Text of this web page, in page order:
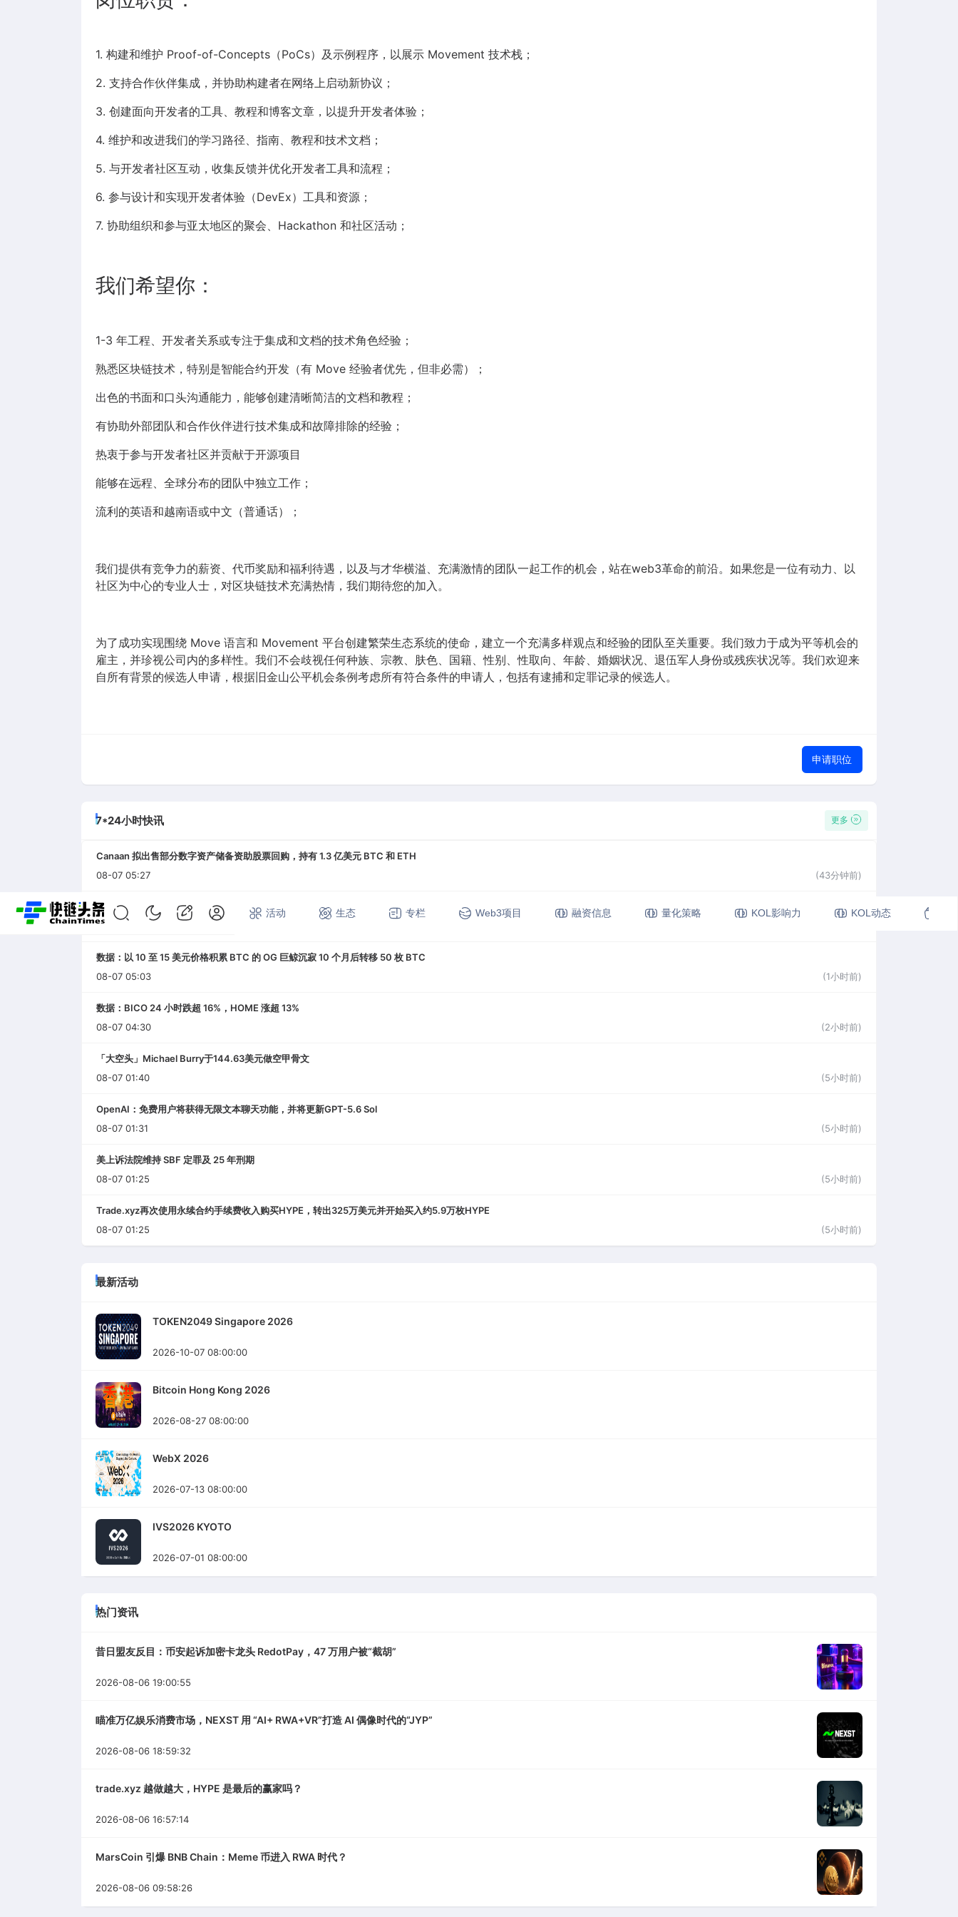
首页 快讯 专题 活动 生态 专栏 Web3项目 融资信息 量化策略 KOL影响力 KOL动态
1. 构建和维护 Proof-of-Concepts（PoCs）及示例程序，以展示 Movement 技术栈；
2. 支持合作伙伴集成，并协助构建者在网络上启动新协议；
3. 创建面向开发者的工具、教程和博客文章，以提升开发者体验；
4. 维护和改进我们的学习路径、指南、教程和技术文档；
5. 与开发者社区互动，收集反馈并优化开发者工具和流程；
6. 参与设计和实现开发者体验（DevEx）工具和资源；
7. 协助组织和参与亚太地区的聚会、Hackathon 和社区活动；
我们希望你：
1-3 年工程、开发者关系或专注于集成和文档的技术角色经验；
熟悉区块链技术，特别是智能合约开发（有 Move 经验者优先，但非必需）；
出色的书面和口头沟通能力，能够创建清晰简洁的文档和教程；
有协助外部团队和合作伙伴进行技术集成和故障排除的经验；
热衷于参与开发者社区并贡献于开源项目
能够在远程、全球分布的团队中独立工作；
流利的英语和越南语或中文（普通话）；
我们提供有竞争力的薪资、代币奖励和福利待遇，以及与才华横溢、充满激情的团队一起工作的机会，站在web3革命的前沿。如果您是一位有动力、以
社区为中心的专业人士，对区块链技术充满热情，我们期待您的加入。
为了成功实现围绕 Move 语言和 Movement 平台创建繁荣生态系统的使命，建立一个充满多样观点和经验的团队至关重要。我们致力于成为平等机会的
雇主，并珍视公司内的多样性。我们不会歧视任何种族、宗教、肤色、国籍、性别、性取向、年龄、婚姻状况、退伍军人身份或残疾状况等。我们欢迎来
自所有背景的候选人申请，根据旧金山公平机会条例考虑所有符合条件的申请人，包括有逮捕和定罪记录的候选人。
申请职位
7*24小时快讯 更多
Canaan 拟出售部分数字资产储备资助股票回购，持有 1.3 亿美元 BTC 和 ETH
08-07 05:27
(43分钟前)
Circle 高管，MiCA 使欧盟用户无法接入多数主要稳定币
08-07 05:04
数据：以 10 至 15 美元价格积累 BTC 的 OG 巨鲸沉寂 10 个月后转移 50 枚 BTC
08-07 05:03
(1小时前)
数据：BICO 24 小时跌超 16%，HOME 涨超 13%
08-07 04:30
(2小时前)
「大空头」Michael Burry于144.63美元做空甲骨文
08-07 01:40
(5小时前)
OpenAI：免费用户将获得无限文本聊天功能，并将更新GPT-5.6 Sol
08-07 01:31
(5小时前)
美上诉法院维持 SBF 定罪及 25 年刑期
08-07 01:25
(5小时前)
Trade.xyz再次使用永续合约手续费收入购买HYPE，转出325万美元并开始买入约5.9万枚HYPE
08-07 01:25
(5小时前)
最新活动
TOKEN2049 Singapore 2026
2026-10-07 08:00:00
Bitcoin Hong Kong 2026
2026-08-27 08:00:00
WebX 2026
2026-07-13 08:00:00
IVS2026 KYOTO
2026-07-01 08:00:00
热门资讯
昔日盟友反目：币安起诉加密卡龙头 RedotPay，47 万用户被“截胡”
2026-08-06 19:00:55
瞄准万亿娱乐消费市场，NEXST 用 “AI+ RWA+VR”打造 AI 偶像时代的“JYP”
2026-08-06 18:59:32
trade.xyz 越做越大，HYPE 是最后的赢家吗？
2026-08-06 16:57:14
MarsCoin 引爆 BNB Chain：Meme 币进入 RWA 时代？
2026-08-06 09:58:26